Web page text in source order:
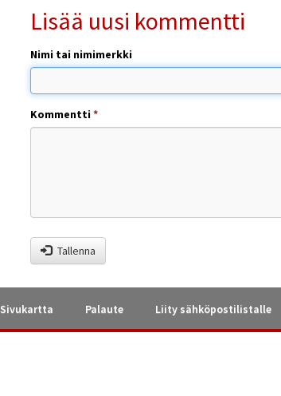
Lisää uusi kommentti
Nimi tai nimimerkki
Kommentti*
Tallenna
Sivukartta Palaute Liity sähköpostilistalle